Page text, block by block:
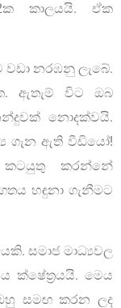
කාලයයි. ඒක
නරඹනු ලැබේ.
ඇතැම් විට ඔබ
නොදක්වයි.
ගැන ඇති වීඩියෝ!
කටයුතු කරන්නේ
හඳුනා ගැනීමට
සමාජ මාධ්‍යවල
ක්ෂේත්‍රයයි. මෙය
සමඟ කරන ලද